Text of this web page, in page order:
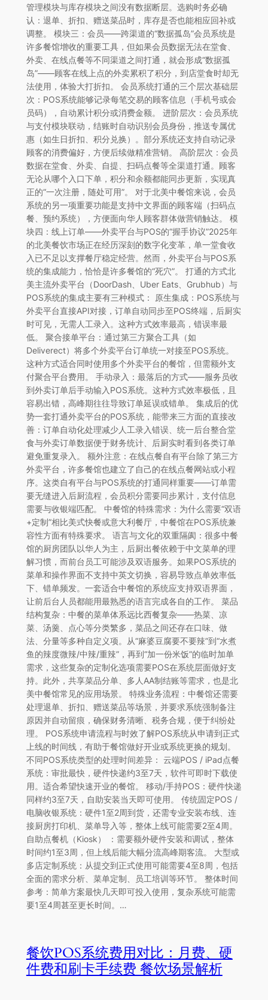
管理模块与库存模块之间没有数据断层。选购时务必确
认：退单、折扣、赠送菜品时，库存是否也能相应回补或
调整。 模块三：会员——跨渠道的“数据孤岛”会员系统是
许多餐馆增收的重要工具，但如果会员数据无法在堂食、
外卖、在线点餐等不同渠道之间打通，就会形成“数据孤
岛”——顾客在线上点的外卖累积了积分，到店堂食时却无
法使用，体验大打折扣。 会员系统打通的三个层次基础层
次：POS系统能够记录每笔交易的顾客信息（手机号或会
员码），自动累计积分或消费金额。 进阶层次：会员系统
与支付模块联动，结账时自动识别会员身份，推送专属优
惠（如生日折扣、积分兑换）。部分系统还支持自动记录
顾客的消费偏好，方便后续做精准营销。 高阶层次：会员
数据在堂食、外卖、自提、扫码点餐等全渠道打通。顾客
无论从哪个入口下单，积分和余额都能同步更新，实现真
正的“一次注册，随处可用”。 对于北美中餐馆来说，会员
系统的另一项重要功能是支持中文界面的顾客端（扫码点
餐、预约系统），方便面向华人顾客群体做营销触达。 模
块四：线上订单——外卖平台与POS的“握手协议”2025年
的北美餐饮市场正在经历深刻的数字化变革，单一堂食收
入已不足以支撑餐厅稳定经营。然而，外卖平台与POS系
统的集成能力，恰恰是许多餐馆的“死穴”。 打通的方式北
美主流外卖平台（DoorDash、Uber Eats、Grubhub）与
POS系统的集成主要有三种模式： 原生集成：POS系统与
外卖平台直接API对接，订单自动同步至POS终端，后厨实
时可见，无需人工录入。这种方式效率最高，错误率最
低。 聚合接单平台：通过第三方聚合工具（如
Deliverect）将多个外卖平台订单统一对接至POS系统。
这种方式适合同时使用多个外卖平台的餐馆，但需额外支
付聚合平台费用。 手动录入：最落后的方式——服务员收
到外卖订单后手动输入POS系统。这种方式效率极低，且
容易出错，高峰期往往导致订单延误或错单。 集成后的优
势一套打通外卖平台的POS系统，能带来三方面的直接改
善：订单自动化处理减少人工录入错误、统一后台整合堂
食与外卖订单数据便于财务统计、后厨实时看到各类订单
避免重复录入。 额外注意：在线点餐自有平台除了第三方
外卖平台，许多餐馆也建立了自己的在线点餐网站或小程
序。这类自有平台与POS系统的打通同样重要——订单需
要无缝进入后厨流程，会员积分需要同步累计，支付信息
需要与收银端匹配。 中餐馆的特殊需求：为什么需要“双语
+定制”相比美式快餐或意大利餐厅，中餐馆在POS系统兼
容性方面有特殊要求。 语言与文化的双重隔阂：很多中餐
馆的厨房团队以华人为主，后厨出餐依赖于中文菜单的理
解习惯，而前台员工可能涉及双语服务。如果POS系统的
菜单和操作界面不支持中英文切换，容易导致点单效率低
下、错单频发。一套适合中餐馆的系统应支持双语界面，
让前后台人员都能用最熟悉的语言完成各自的工作。 菜品
结构复杂：中餐的菜单体系远比西餐复杂——热菜、凉
菜、汤羹、点心等分类繁多，菜品之间还存在口味、做
法、分量等多种自定义项。从“麻婆豆腐要不要辣”到“水煮
鱼的辣度微辣/中辣/重辣”，再到“加一份米饭”的临时加单
需求，这些复杂的定制化选项需要POS在系统层面做好支
持。此外，共享菜品分单、多人AA制结账等需求，也是北
美中餐馆常见的应用场景。 特殊业务流程：中餐馆还需要
处理退单、折扣、赠送菜品等场景，并要求系统强制备注
原因并自动留痕，确保财务清晰、税务合规，便于纠纷处
理。 POS系统申请流程与时效了解POS系统从申请到正式
上线的时间线，有助于餐馆做好开业或系统更换的规划。
不同POS系统类型的处理时间差异： 云端POS / iPad点餐
系统：审批最快，硬件快递约3至7天，软件可即时下载使
用。适合希望快速开业的餐馆。 移动/手持POS：硬件快递
同样约3至7天，自助安装当天即可使用。 传统固定POS /
电脑收银系统：硬件1至2周到货，还需专业安装布线、连
接厨房打印机、菜单导入等，整体上线可能需要2至4周。
自助点餐机（Kiosk） ：需要额外硬件安装和调试，整体
时间约1至3周，但上线后能大幅分流高峰期客流。 大型或
多店定制系统：从提交到正式使用可能需要4至8周，包括
全面的需求分析、菜单定制、员工培训等环节。 整体时间
参考：简单方案最快几天即可投入使用，复杂系统可能需
要1至4周甚至更长时间。…
餐饮POS系统费用对比：月费、硬
件费和刷卡手续费 餐饮场景解析